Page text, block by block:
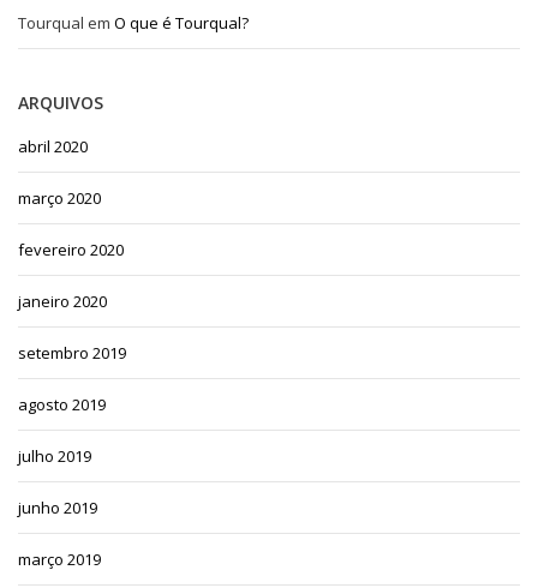
Tourqual em O que é Tourqual?
ARQUIVOS
abril 2020
março 2020
fevereiro 2020
janeiro 2020
setembro 2019
agosto 2019
julho 2019
junho 2019
março 2019